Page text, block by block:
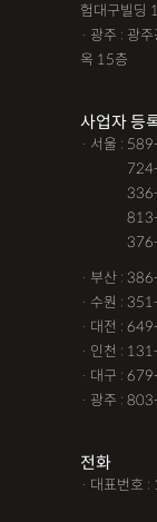
험대구빌딩
· 광주 : 광
옥 15층
사업자 등
· 서울 :
· 부산 :
· 수원 :
· 대전 :
· 인천 :
· 대구 :
· 광주 :
전화
· 대표번호